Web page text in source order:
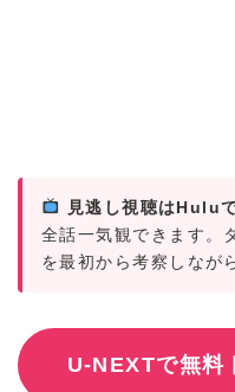
見逃し視聴はHulu
全話一気観できます。
を最初から考察しなが
U-NEXTで無料